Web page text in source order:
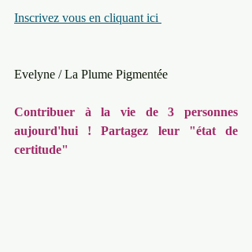
Inscrivez vous en cliquant ici
Evelyne / La Plume Pigmentée
Contribuer à la vie de 3 personnes
aujourd'hui ! Partagez leur "état de
certitude"